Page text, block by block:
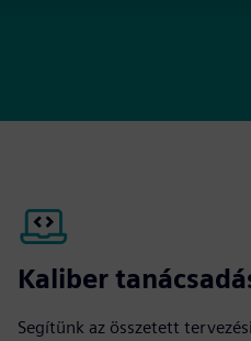
Kaliber
Segítünk az összetett